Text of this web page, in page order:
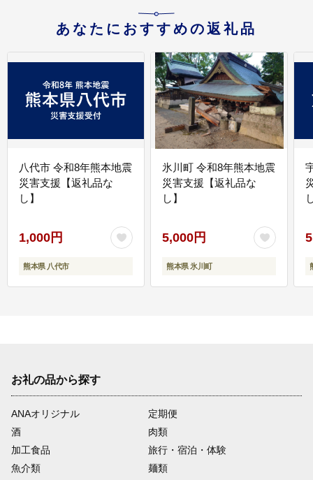
あなたにおすすめの返礼品
八代市 令和8年熊本地震
災害支援【返礼品な
し】
1,000円
熊本県 八代市
氷川町 令和8年熊本地震
災害支援【返礼品な
し】
5,000円
熊本県 氷川町
お礼の品から探す
ANAオリジナル
定期便
酒
肉類
加工食品
旅行・宿泊・体験
魚介類
麺類